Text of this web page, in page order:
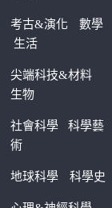
考古&演化
數學
生活
尖端科技&材料
生物
社會科學科學藝
術
地球科學 科學史